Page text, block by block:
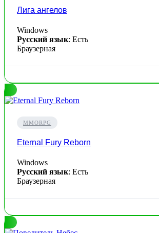
Лига ангелов
Windows
Русский язык: Есть
Браузерная
MMORPG
Eternal Fury Reborn
Windows
Русский язык: Есть
Браузерная